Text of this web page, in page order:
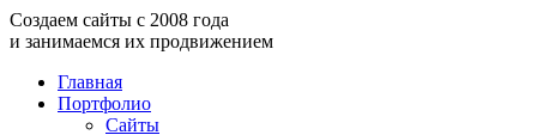
Создаем сайты с 2008 года
и занимаемся их продвижением
Главная
Портфолио
Сайты